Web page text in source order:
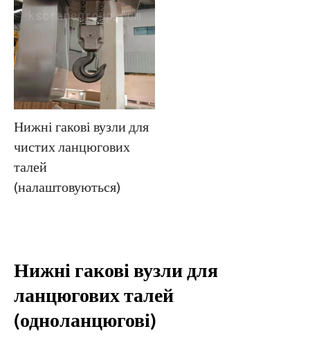
Нижні гакові вузли для
чистих ланцюгових
талей
(налаштовуються)
Нижні гакові вузли для
ланцюгових талей
(одноланцюгові)